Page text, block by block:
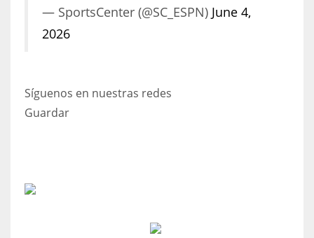
— SportsCenter (@SC_ESPN) June 4,
2026
Síguenos en nuestras redes
Guardar